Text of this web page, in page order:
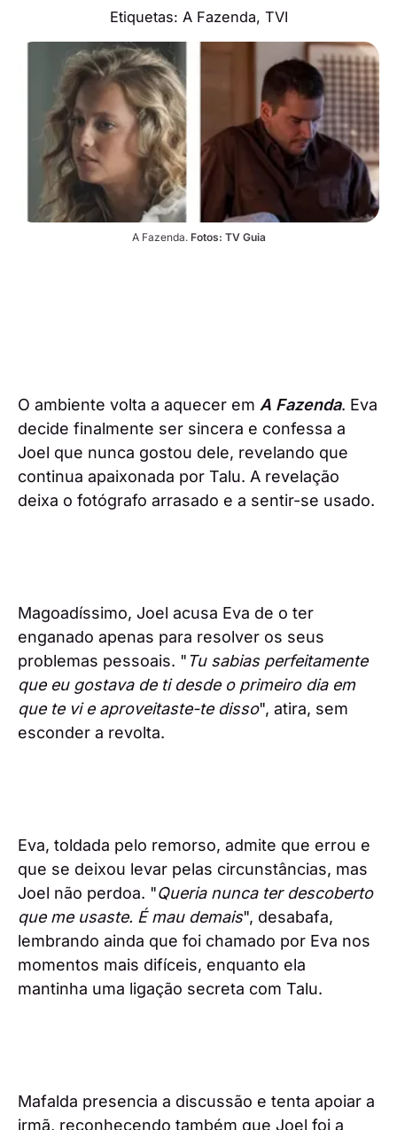
Etiquetas: A Fazenda, TVI
A Fazenda. Fotos: TV Guia
O ambiente volta a aquecer em A Fazenda. Eva
decide finalmente ser sincera e confessa a
Joel que nunca gostou dele, revelando que
continua apaixonada por Talu. A revelação
deixa o fotógrafo arrasado e a sentir-se usado.
Magoadíssimo, Joel acusa Eva de o ter
enganado apenas para resolver os seus
problemas pessoais. " Tu sabias perfeitamente
que eu gostava de ti desde o primeiro dia em
que te vi e aproveitaste-te disso", atira, sem
esconder a revolta.
Eva, toldada pelo remorso, admite que errou e
que se deixou levar pelas circunstâncias, mas
Joel não perdoa. "Queria nunca ter descoberto
que me usaste. É mau demais", desabafa,
lembrando ainda que foi chamado por Eva nos
momentos mais difíceis, enquanto ela
mantinha uma ligação secreta com Talu.
Mafalda presencia a discussão e tenta apoiar a
irmã, reconhecendo também que Joel foi a